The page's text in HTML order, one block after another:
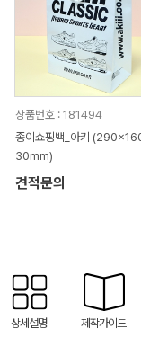
상품번호 : 181494
종이쇼핑백_아키
30mm)
견적문의
상세설명 제작가이드